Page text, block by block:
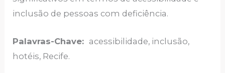
inclusão de pessoas com deficiência.
Palavras-Chave: acessibilidade, inclusão,
hotéis, Recife.